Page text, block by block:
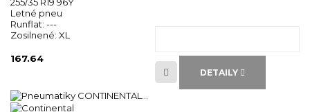
Letné pneu
Runflat: ---
Zosilnené: XL
167.64
DETAILY